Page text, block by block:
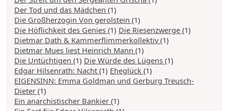
Der Tod und das Mädchen (1)
Die Großherzogin Von gerolstein (1)
Die Höflichkeit des Genies (1) Die Riesenzwerge (1)
Dietmar Dath & Kammerflimmerkollektiv(1)
Dietmar Mues liest Heinrich Mann (1)
Die Untüchtigen (1) Die Würde des Lügens (1)
Edgar Hilsenrath: Nacht (1) Eheglück (1)
EIGENSINN: Emma Goldman und Gerburg Treusch-
Dieter (1)
Ein anarchistischer Bankier (1)